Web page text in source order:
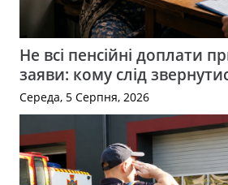
Не всі пенсійні доплати
заяви: кому слід
Середа, 5 Серпня, 2026